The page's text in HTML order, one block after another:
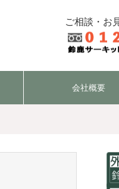
会社概要
ご相談・お